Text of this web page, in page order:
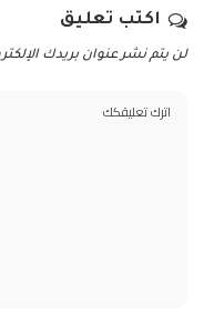
اكتب تعليق
لن يتم نشر عنوان بريدك